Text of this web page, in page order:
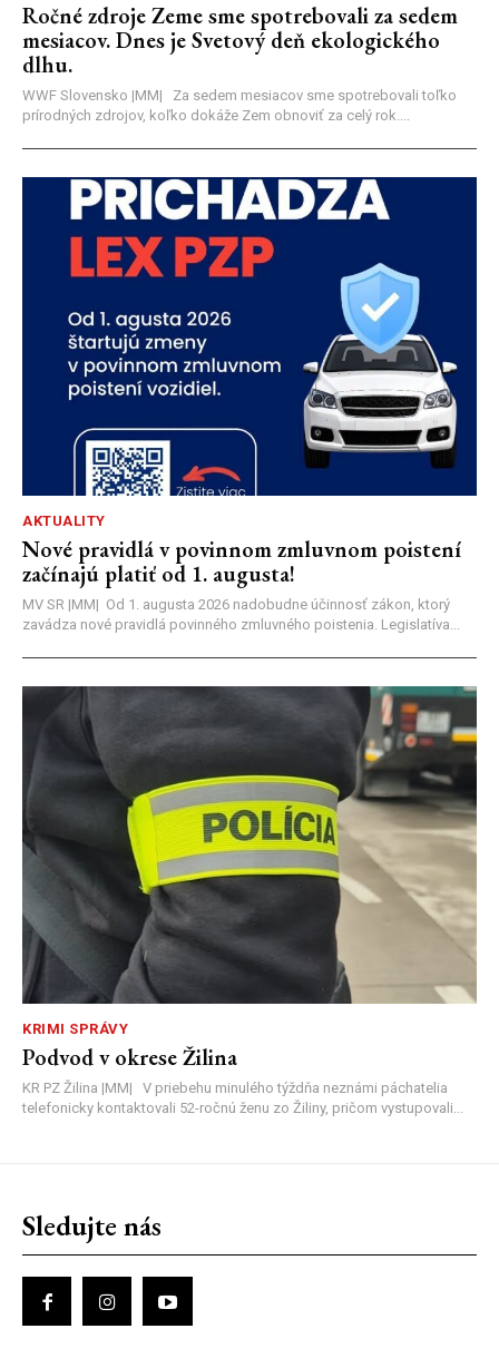
Ročné zdroje Zeme sme spotrebovali za sedem
mesiacov. Dnes je Svetový deň ekologického
dlhu.
WWF Slovensko |MM| Za sedem mesiacov sme spotrebovali toľko
prírodných zdrojov, koľko dokáže Zem obnoviť za celý rok....
AKTUALITY
Nové pravidlá v povinnom zmluvnom poistení
začínajú platiť od 1. augusta!
MV SR |MM| Od 1. augusta 2026 nadobudne účinnosť zákon, ktorý
zavádza nové pravidlá povinného zmluvného poistenia. Legislatíva...
KRIMI SPRÁVY
Podvod v okrese Žilina
KR PZ Žilina |MM| V priebehu minulého týždňa neznámi páchatelia
telefonicky kontaktovali 52-ročnú ženu zo Žiliny, pričom vystupovali...
Sledujte nás